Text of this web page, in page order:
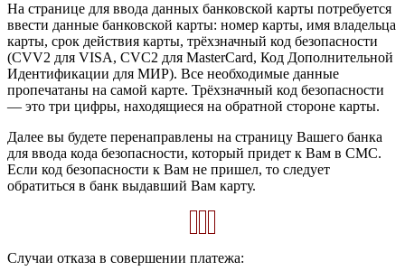
На странице для ввода данных банковской карты потребуется
ввести данные банковской карты: номер карты, имя владельца
карты, срок действия карты, трёхзначный код безопасности
(CVV2 для VISA, CVC2 для MasterCard, Код Дополнительной
Идентификации для МИР). Все необходимые данные
пропечатаны на самой карте. Трёхзначный код безопасности
— это три цифры, находящиеся на обратной стороне карты.
Далее вы будете перенаправлены на страницу Вашего банка
для ввода кода безопасности, который придет к Вам в СМС.
Если код безопасности к Вам не пришел, то следует
обратиться в банк выдавший Вам карту.
Случаи отказа в совершении платежа: